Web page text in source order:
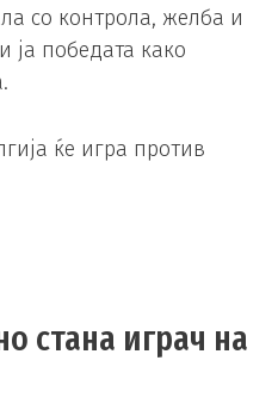
со контрола, желба и
ја победата како
ќе игра против
стана играч на